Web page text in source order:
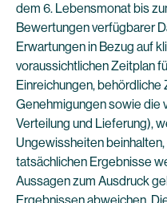
dem 6. Lebensmonat bis
Bewertungen verfügbarer
Erwartungen in Bezug auf
voraussichtlichen Zeitplan
Einreichungen, behördliche
Genehmigungen sowie die
Verteilung und Lieferung),
Ungewissheiten
tatsächlichen Ergebnisse
Aussagen zum Ausdruck